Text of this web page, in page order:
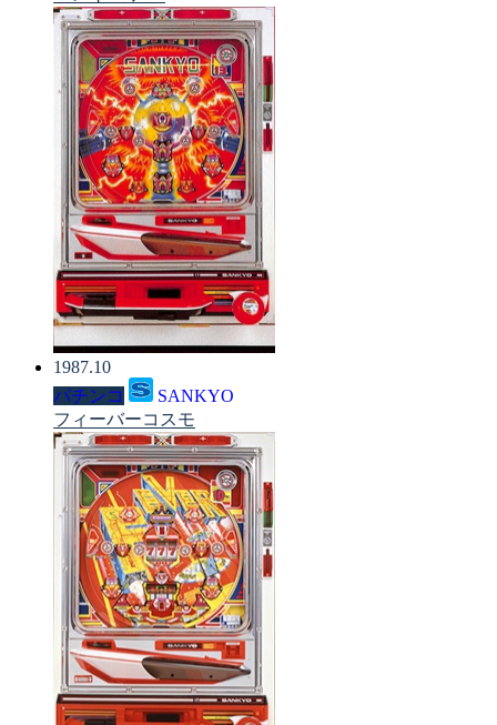
1987.10
パチンコ
SANKYO
フィーバーコスモ